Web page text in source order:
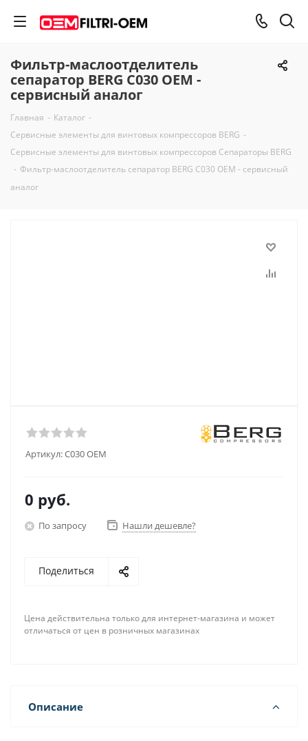
Фильтр-маслоотделитель
сепаратор BERG C030 OEM -
сервисный аналог
Главная - Каталог -
Сервисные элементы для винтовых компрессоров BERG -
Сервисные элементы для винтовых компрессоров Сепараторы BERG
- Фильтр-маслоотделитель сепаратор BERG C030 OEM - сервисный
аналог
Артикул:C030 OEM
0 руб.
По запросу Нашли дешевле?
Поделиться
Цена действительна только для интернет-магазина и может
отличаться от цен в розничных магазинах
Описание